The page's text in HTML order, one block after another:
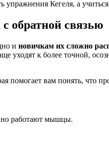
упражнения Кегеля, а
обратной связью
и новичкам их сложно
уходят к более точной,
помогает вам понять, что
работают мышцы.